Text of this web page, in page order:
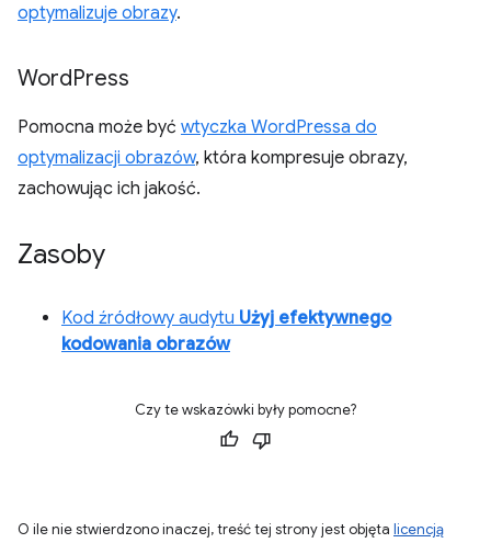
optymalizuje obrazy.
WordPress
Pomocna może być wtyczka WordPressa do
optymalizacji obrazów, która kompresuje obrazy,
zachowując ich jakość.
Zasoby
Kod źródłowy audytu Użyj efektywnego
kodowania obrazów
Czy te wskazówki były pomocne?
O ile nie stwierdzono inaczej, treść tej strony jest objęta licencją